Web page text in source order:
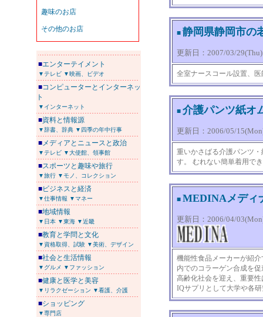
■エンターテイメント
▼テレビ ▼映画、ビデオ
■コンピューターとインターネッ
ト
▼インターネット
■資料と情報源
▼辞書、辞典 ▼四季の年中行事
■メディアとニュースと政治
▼テレビ ▼大使館、領事館
■スポーツと趣味や旅行
▼旅行 ▼モノ、コレクション
■ビジネスと経済
▼仕事情報 ▼マネー
■地域情報
▼日本 ▼東海 ▼近畿
■教育と学問と文化
▼資格取得、試験 ▼美術、デザイン
■社会と生活情報
▼グルメ ▼ファッション
■健康と医学と美容
▼リラクゼーション ▼看護、介護
■ショッピング
▼専門店
■ 静岡県静岡市の
更新日：2007/03/
全室ナースコール設置、
■ 介護パンツ紙オ
更新日：2006/05/
重いかさばる介護パンツ
す。 むれない簡単着用で
■ MEDINAメディ
更新日：2006/04/
機能性食品メーカーが紹
内でのコラーゲン合成を
高齢化社会を迎え、重要
IQサプリとして大学や各